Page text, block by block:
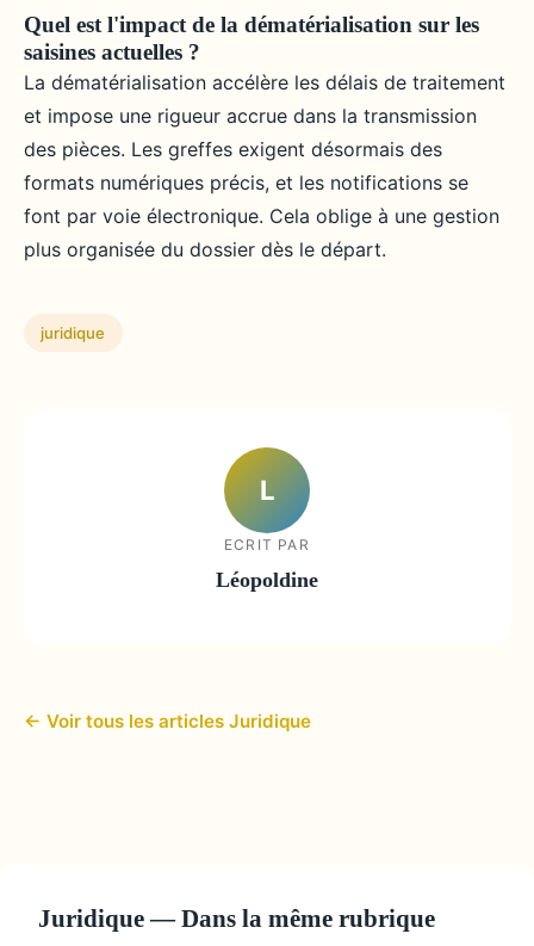
Quel est l'impact de la dématérialisation sur les
saisines actuelles ?
La dématérialisation accélère les délais de traitement
et impose une rigueur accrue dans la transmission
des pièces. Les greffes exigent désormais des
formats numériques précis, et les notifications se
font par voie électronique. Cela oblige à une gestion
plus organisée du dossier dès le départ.
juridique
L
ECRIT PAR
Léopoldine
← Voir tous les articles Juridique
Juridique — Dans la même rubrique